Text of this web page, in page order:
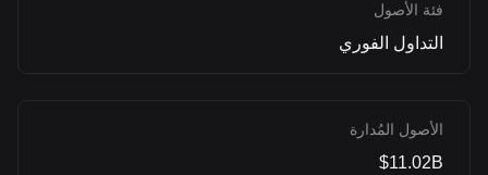
فئة الأصول
التداول الفوري
الأصول المُدارة
$11.02B